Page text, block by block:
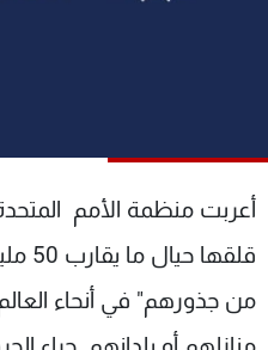
أعربت منظمة الأمم
من جذورهم" في أنحاء
عن MTV
لاعلاناتكم